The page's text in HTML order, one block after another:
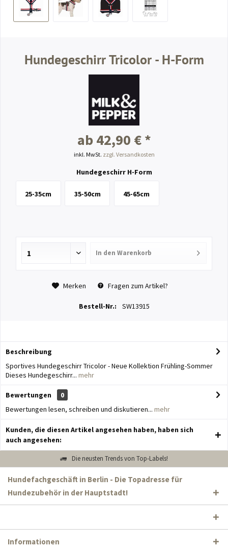
Hundegeschirr Tricolor - H-Form
ab 42,90 € *
inkl. MwSt. zzgl. Versandkosten
Hundegeschirr H-Form
25-35cm 35-50cm 45-65cm
In den Warenkorb
Merken Fragen zum Artikel?
Bestell-Nr.: SW13915
Beschreibung
Sportives Hundegeschirr Tricolor - Neue Kollektion Frühling-Sommer
Dieses Hundegeschirr... mehr
Bewertungen
0
Bewertungen lesen, schreiben und diskutieren... mehr
Kunden, die diesen Artikel angesehen haben, haben sich
auch angesehen:
Die neusten Trends von Top-Labels!
Hundefachgeschäft in Berlin - Die Topadresse für
Hundezubehör in der Hauptstadt!
Informationen